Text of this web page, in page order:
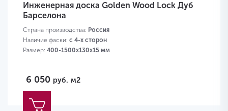
Инженерная доска Golden Wood Lock Дуб
Барселона
Страна производства: Россия
Наличие фаски: с 4-х сторон
Размер: 400-1500х130х15 мм
6 050 руб. м2